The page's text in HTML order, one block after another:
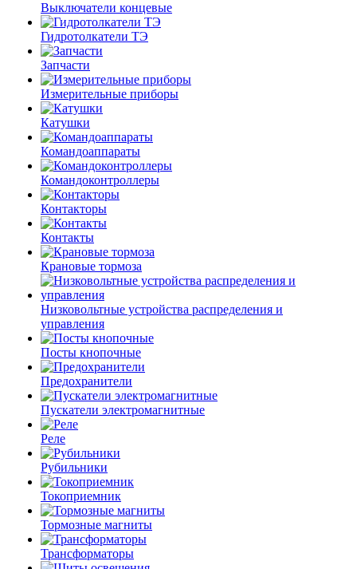
Выключатели концевые
Гидротолкатели ТЭ
Запчасти
Измерительные приборы
Катушки
Командоаппараты
Командоконтроллеры
Контакторы
Контакты
Крановые тормоза
Низковольтные устройства распределения и
управления
Посты кнопочные
Предохранители
Пускатели электромагнитные
Реле
Рубильники
Токоприемник
Тормозные магниты
Трансформаторы